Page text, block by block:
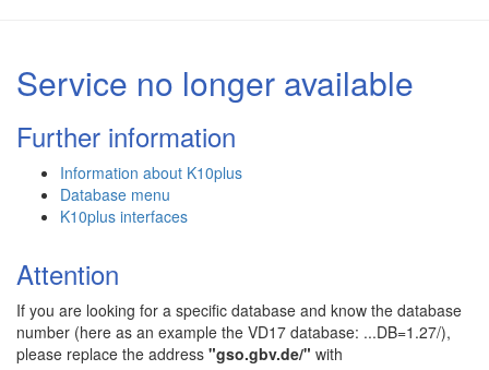
Service no longer available
Further information
Information about K10plus
Database menu
K10plus interfaces
Attention
If you are looking for a specific database and know the database
number (here as an example the VD17 database: ...DB=1.27/),
please replace the address "gso.gbv.de/" with